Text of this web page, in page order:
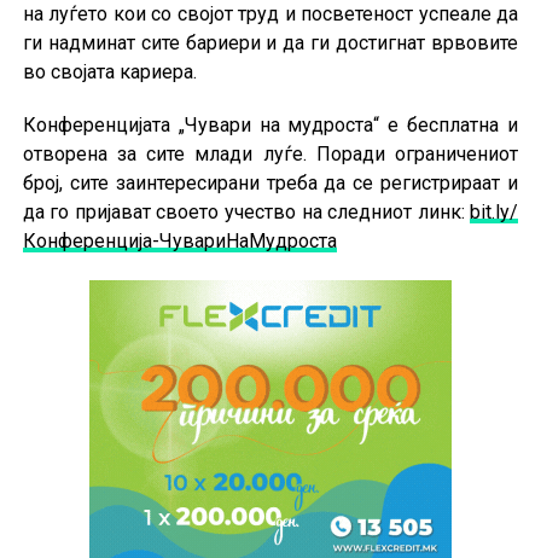
на луѓето кои со својот труд и посветеност успеале да
ги надминат сите бариери и да ги достигнат врвовите
во својата кариера.
Конференцијата „Чувари на мудроста“ е бесплатна и
отворена за сите млади луѓе. Поради ограничениот
број, сите заинтересирани треба да се регистрираат и
да го пријават своето учество на следниот линк:bit.ly/
Конференција-ЧувариНаМудроста